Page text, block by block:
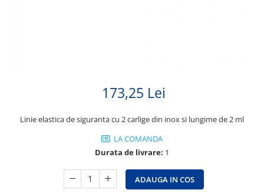
173,25 Lei
Linie elastica de siguranta cu 2 carlige din inox si lungime de 2 ml
LA COMANDA
Durata de livrare: 1
ADAUGA IN COS